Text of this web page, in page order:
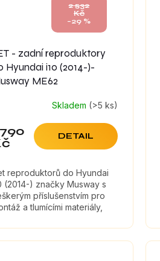
2 532
Kč
–29 %
- zadní reproduktory
Hyundai i10 (2014-)-
ME62
Skladem (>5 ks)
790
DETAIL
reproduktorů do Hyundai
(2014-) značky Musway s
příslušenstvím pro
a tlumícími materiály,
reproduktorů.